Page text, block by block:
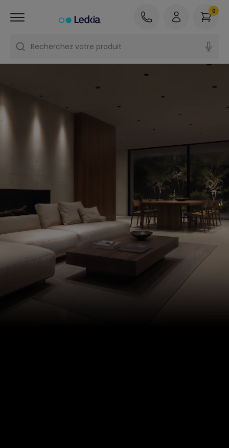
Recherchez votre produit
0